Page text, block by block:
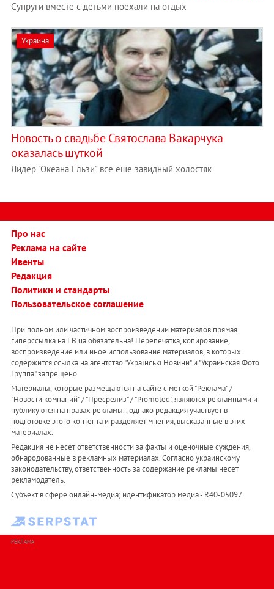
Супруги вместе с детьми поехали на отдых
Украина
Новость о свадьбе Святослава Вакарчука
оказалась шуткой
Лидер "Океана Ельзи" все еще завидный холостяк
Про нас
Реклама на сайте
Ивенты
Редакция
Политики и стандарты
Пользовательское соглашение
При полном или частичном воспроизведении материалов прямая
гиперссылка на LB.ua обязательна! Перепечатка, копирование,
воспроизведение или иное использование материалов, в которых
содержится ссылка на агентство "Українськi Новини" и "Украинская Фото
Группа" запрещено.
Материалы, которые размещаются на сайте с меткой "Реклама" /
"Новости компаний" / "Пресрелиз" / "Promoted", являются рекламными и
публикуются на правах рекламы. , однако редакция участвует в
подготовке этого контента и разделяет мнения, высказанные в этих
материалах.
Редакция не несет ответственности за факты и оценочные суждения,
обнародованные в рекламных материалах. Согласно украинскому
законодательству, ответственность за содержание рекламы несет
рекламодатель.
Субъект в сфере онлайн-медиа; идентификатор медиа - R40-05097
РЕКЛАМА